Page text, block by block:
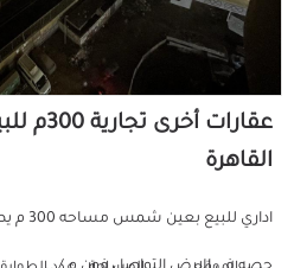
عقارات
القاهرة